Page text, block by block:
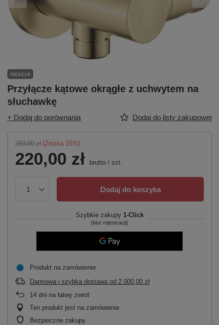
OKAZJA
Przyłącze kątowe okrągłe z uchwytem na
słuchawkę
+ Dodaj do porównania Dodaj do listy zakupowej
259,00 zł (Zniżka 15%)
220,00 zł brutto / szt.
Dodaj do koszyka
Szybkie zakupy 1-Click
(bez rejestracji)
Produkt na zamówienie
Darmowa i szybka dostawa od 2 000,00 zł
14 dni na łatwy zwrot
Ten produkt jest na zamówienie
Bezpieczne zakupy